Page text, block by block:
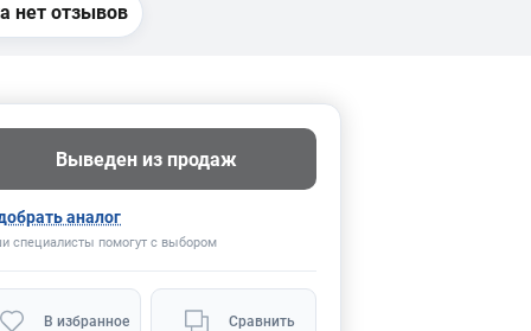
нет отзывов
Выведен из продаж
аналог
специалисты помогут с выбором
В избранное Сравнить